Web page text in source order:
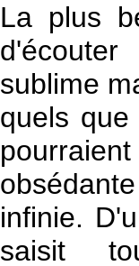
La plus
sublime
quels
infinie.
saisit